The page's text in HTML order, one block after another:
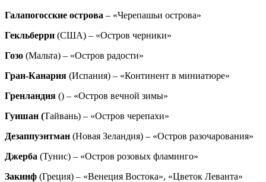
Галапогосские острова – «Черепашьи острова»
Гекльберри (США) – «Остров черники»
Гозо (Мальта) – «Остров радости»
Гран-Канария (Испания) – «Континент в миниатюре»
Гренландия () – «Остров вечной зимы»
Гуишан (Тайвань) – «Остров черепахи»
Дезаппуэнтман (Новая Зеландия) – «Остров разочарования»
Джерба (Тунис) – «Остров розовых фламинго»
Закинф (Греция) – «Венеция Востока», «Цветок Леванта»